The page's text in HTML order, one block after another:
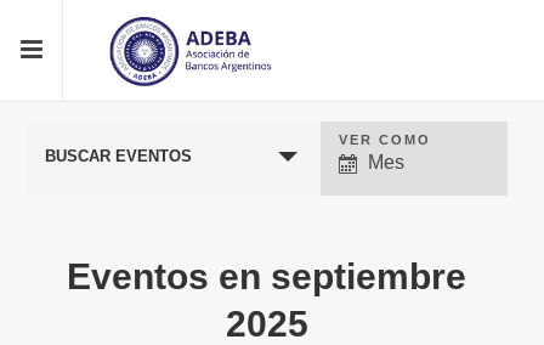
BUSCAR EVENTOS
Navegación
entre
eventos
VER COMO
Mes
Eventos en septiembre
2025